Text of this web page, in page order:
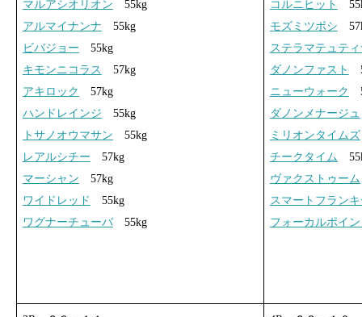
マルアシオリオン 55kg
アルマイナンナ 55kg
ビバジョー 55kg
キモンニコラス
57kg
アキロック
57kg
ハンドレインジ 55kg
トサノオウマサン 55kg
レアルシチー 57kg
マーシャン 57kg
ワイドレッド
55kg
ワグナーチューバ55kg
コルニヒット
モズミツボシ
ステラマテュテ
ダノンファスト
ニューウォーク
ダノンメナージュ
ミリオンタイムズ
チークタイム
ヴァクストゥーム
スマートフラン
フォーカルポイ